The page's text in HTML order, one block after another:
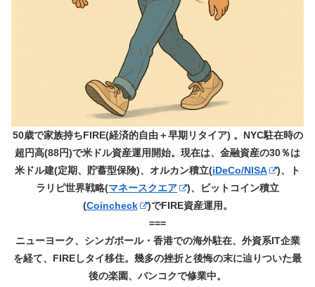
50歳で家族持ちFIRE(経済的自由＋早期リタイア) 。NYC駐在時の
超円高(88円)で米ドル資産運用開始。現在は、金融資産の30％は
米ドル建(定期、貯蓄型保険)、オルカン積立(iDeCo/NISA
)、ト
ラリピ世界戦略(マネースクエア
)、ビットコイン積立
(Coincheck
)でFIRE資産運用。
===
ニューヨーク、シンガポール・香港での海外駐在、外資系IT企業
を経て、FIREしタイ移住。幾多の挫折と後悔の末に辿りついた最
後の楽園、バンコクで修業中。